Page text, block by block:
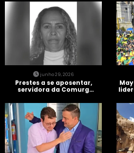
junho 29, 2026
Prestes a se aposentar,
servidora da Comurg
entra em protocolo de
morte encefálica